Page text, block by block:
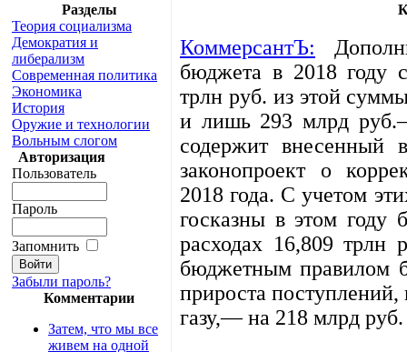
Разделы
Теория социализма
Демократия и
либерализм
Современная политика
Экономика
История
Оружие и технологии
Вольным слогом
Авторизация
Пользователь
Пароль
Запомнить
Забыли пароль?
Комментарии
Затем, что мы все
живем на одной
КоммерсантЪ:
бюджета в 2018 году
трлн руб. из этой
и лишь 293 млрд
содержит внесенный
законопроект о
2018 года. С учетом
госказны в этом году
расходах 16,809 трлн
бюджетным правилом
прироста
газу,— на 218 млрд руб.